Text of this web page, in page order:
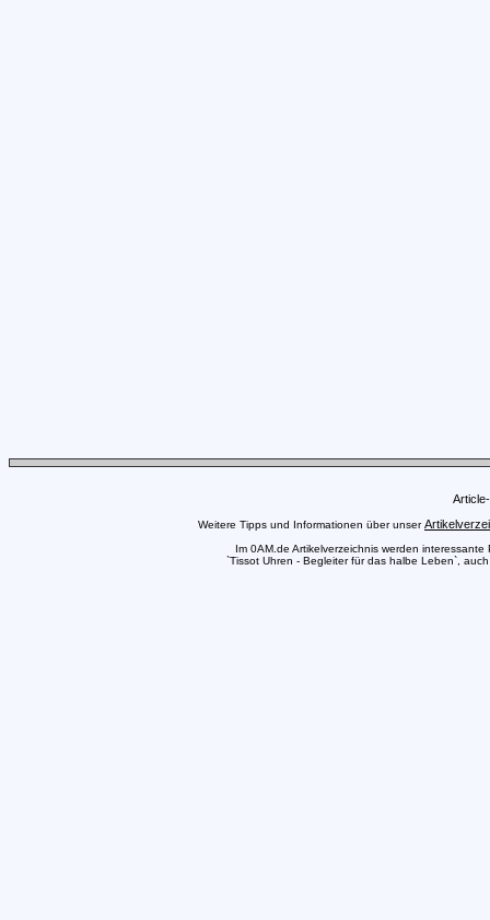
Weitere Tipps und Informationen über unser
Im 0AM.de Artikelverzeichnis werden
`Tissot Uhren - Begleiter für das halbe Leben`,